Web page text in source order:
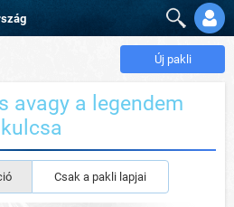
Új pakli
avagy a legendem
kulcsa
Csak a pakli lapjai